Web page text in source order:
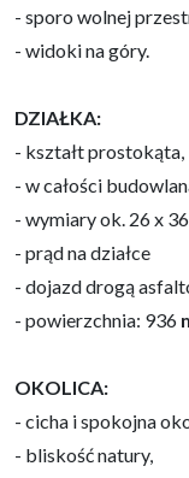
- sporo wolnej
- widoki na góry.
DZIAŁKA:
- kształt prostokąta,
- w całości
- wymiary ok. 26 x 36
- prąd na działce
- dojazd drogą
- powierzchnia: 936
OKOLICA:
- cicha i spokojna
- bliskość natury,